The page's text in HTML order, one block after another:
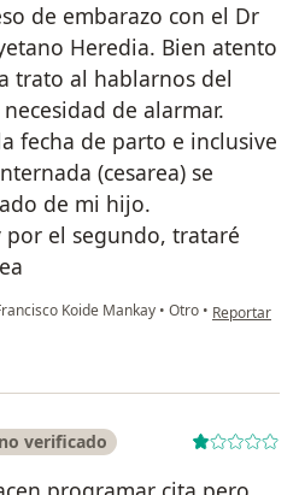
de embarazo con el Dr
Heredia. Bien atento
trato al hablarnos del
de alarmar.
fecha de parto e inclusive
(cesarea) se
de mi hijo.
el segundo, trataré
Koide Mankay • Otro • en opinión
Reportar
verificado